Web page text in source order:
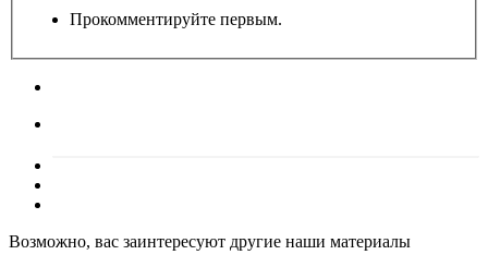
Прокомментируйте первым.
Возможно, вас заинтересуют другие наши материалы